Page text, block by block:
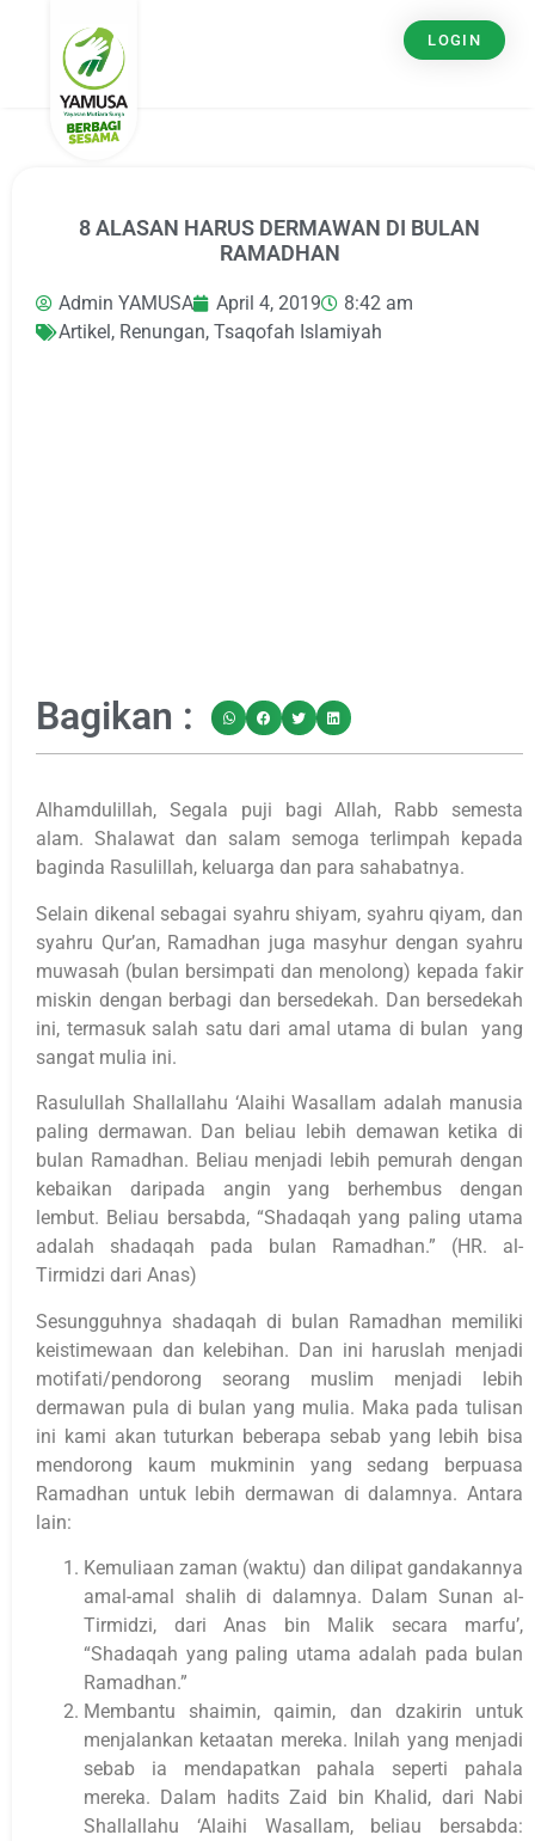
LOGIN
8 ALASAN HARUS DERMAWAN DI BULAN
RAMADHAN
Admin YAMUSA April 4, 2019
8:42 am
Artikel, Renungan, Tsaqofah Islamiyah
Bagikan :
Alhamdulillah, Segala puji bagi Allah, Rabb semesta
alam. Shalawat dan salam semoga terlimpah kepada
baginda Rasulillah, keluarga dan para sahabatnya.
Selain dikenal sebagai syahru shiyam, syahru qiyam, dan
syahru Qur’an, Ramadhan juga masyhur dengan syahru
muwasah (bulan bersimpati dan menolong) kepada fakir
miskin dengan berbagi dan bersedekah. Dan bersedekah
ini, termasuk salah satu dari amal utama di bulan yang
sangat mulia ini.
Rasulullah Shallallahu ‘Alaihi Wasallam adalah manusia
paling dermawan. Dan beliau lebih demawan ketika di
bulan Ramadhan. Beliau menjadi lebih pemurah dengan
kebaikan daripada angin yang berhembus dengan
lembut. Beliau bersabda, “Shadaqah yang paling utama
adalah shadaqah pada bulan Ramadhan.” (HR. al-
Tirmidzi dari Anas)
Sesungguhnya shadaqah di bulan Ramadhan memiliki
keistimewaan dan kelebihan. Dan ini haruslah menjadi
motifati/pendorong seorang muslim menjadi lebih
dermawan pula di bulan yang mulia. Maka pada tulisan
ini kami akan tuturkan beberapa sebab yang lebih bisa
mendorong kaum mukminin yang sedang berpuasa
Ramadhan untuk lebih dermawan di dalamnya. Antara
lain:
Kemuliaan zaman (waktu) dan dilipat gandakannya
amal-amal shalih di dalamnya. Dalam Sunan al-
Tirmidzi, dari Anas bin Malik secara marfu’,
“Shadaqah yang paling utama adalah pada bulan
Ramadhan.”
Membantu shaimin, qaimin, dan dzakirin untuk
menjalankan ketaatan mereka. Inilah yang menjadi
sebab ia mendapatkan pahala seperti pahala
mereka. Dalam hadits Zaid bin Khalid, dari Nabi
Shallallahu ‘Alaihi Wasallam, beliau bersabda: